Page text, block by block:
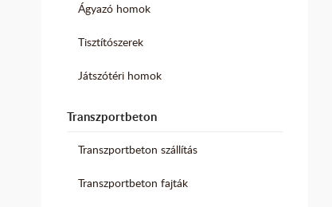
Ágyazó homok
Tisztítószerek
Játszótéri homok
Transzportbeton
Transzportbeton szállítás
Transzportbeton fajták